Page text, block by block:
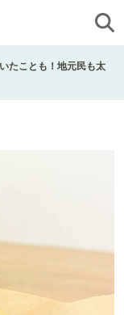
たことも！地元民も太